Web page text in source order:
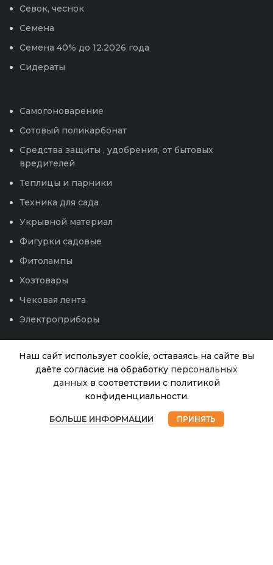
Севок, чеснок
Семена
Семена 40% до 12.2026 года
Сидераты
Самогоноварение
Сотовый поликарбонат
Средства защиты , удобрения, от бытовых
вредителей
Теплицы и парники
Техника для сада
Укрывной материал
Фигурки садовые
Фитолампы
Хозтовары
Чековая лента
Электроприборы
Наш сайт использует cookie, оставаясь на сайте вы
даёте согласие на обработку персональных
данных в соответствии с политикой
конфиденциальности.
БОЛЬШЕ ИНФОРМАЦИИ ПРИНЯТЬ
Уикенд40.00 ₽
наличии
Магазин Избранное Корзина Мой аккаунт